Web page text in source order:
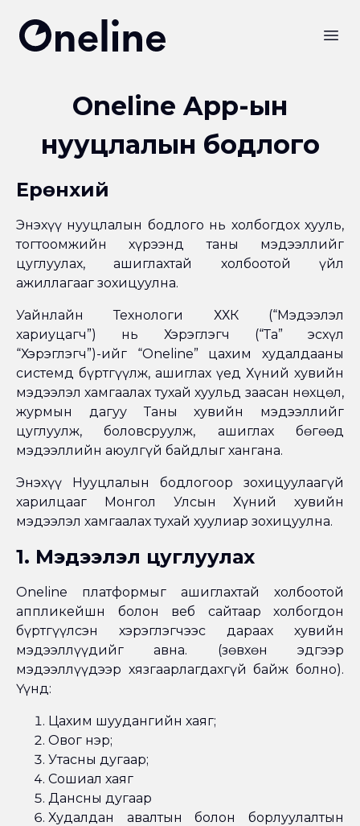
Oneline LLC
Oneline App-ын
нууцлалын бодлого
Ерөнхий
Энэхүү нууцлалын бодлого нь холбогдох хууль,
тогтоомжийн хүрээнд таны мэдээллийг
цуглуулах, ашиглахтай холбоотой үйл
ажиллагааг зохицуулна.
Уайнлайн Технологи ХХК (“Мэдээлэл
хариуцагч”) нь Хэрэглэгч (“Та” эсхүл
“Хэрэглэгч”)-ийг “Oneline” цахим худалдааны
системд бүртгүүлж, ашиглах үед Хүний хувийн
мэдээлэл хамгаалах тухай хуульд заасан нөхцөл,
журмын дагуу Таны хувийн мэдээллийг
цуглуулж, боловсруулж, ашиглах бөгөөд
мэдээллийн аюулгүй байдлыг хангана.
Энэхүү Нууцлалын бодлогоор зохицуулаагүй
харилцааг Монгол Улсын Хүний хувийн
мэдээлэл хамгаалах тухай хуулиар зохицуулна.
1. Мэдээлэл цуглуулах
Oneline платформыг ашиглахтай холбоотой
аппликейшн болон веб сайтаар холбогдон
бүртгүүлсэн хэрэглэгчээс дараах хувийн
мэдээллүүдийг авна. (зөвхөн эдгээр
мэдээллүүдээр хязгаарлагдахгүй байж болно).
Үүнд:
Цахим шуудангийн хаяг;
Овог нэр;
Утасны дугаар;
Сошиал хаяг
Дансны дугаар
Худалдан авалтын болон борлуулалтын